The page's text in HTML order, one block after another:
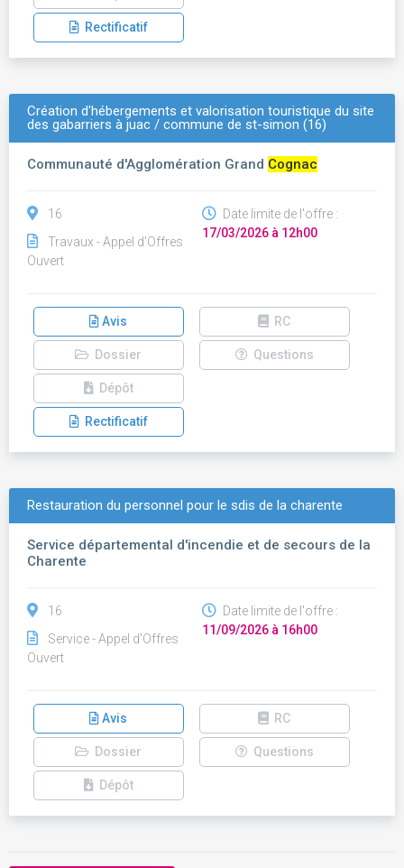
Rectificatif
Création d'hébergements et valorisation touristique du site
des gabarriers à juac / commune de st-simon (16)
Communauté d'Agglomération Grand Cognac
16
Travaux - Appel d'Offres
Ouvert
Date limite de l'offre :
17/03/2026 à 12h00
Avis RC
Dossier Questions
Dépôt
Rectificatif
Restauration du personnel pour le sdis de la charente
Service départemental d'incendie et de secours de la
Charente
16
Service - Appel d'Offres
Ouvert
Date limite de l'offre :
11/09/2026 à 16h00
Avis RC
Dossier Questions
Dépôt